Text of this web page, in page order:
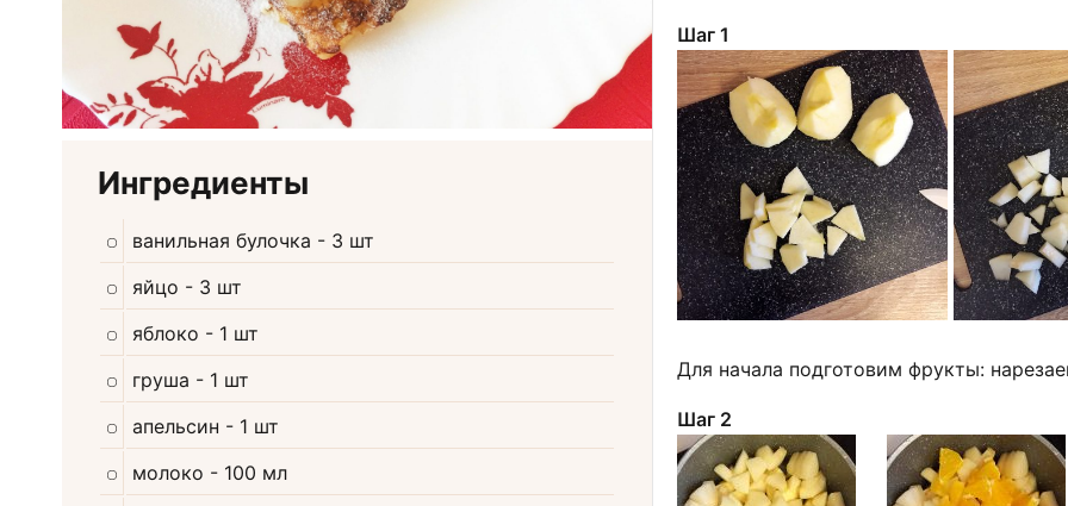
Ингредиенты
ванильная булочка - 3 шт
яйцо - 3 шт
яблоко - 1 шт
груша - 1 шт
апельсин - 1 шт
молоко - 100 мл
Шаг 1
Для начала подготовим фрукты:
Шаг 2